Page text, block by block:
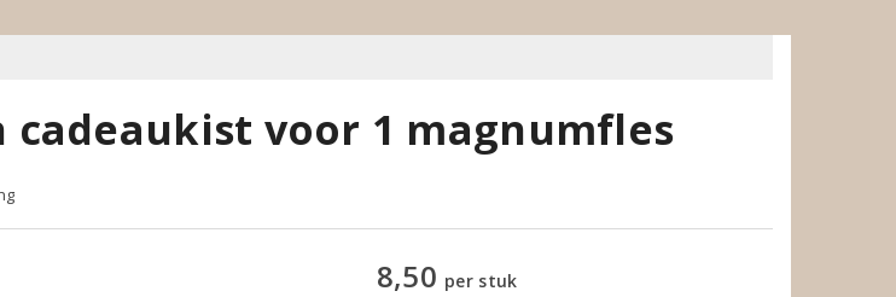
cadeaukist voor 1 magnumfles
8,50 per stuk